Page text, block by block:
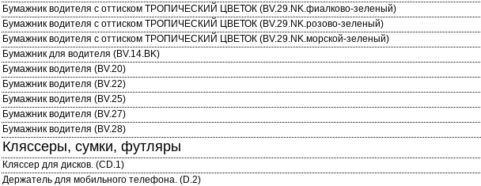
Бумажник водителя с оттиском ТРОПИЧЕСКИЙ ЦВЕТОК (BV.29.NK.фиалково-зеленый)
Бумажник водителя с оттиском ТРОПИЧЕСКИЙ ЦВЕТОК (BV.29.NK.розово-зеленый)
Бумажник водителя с оттиском ТРОПИЧЕСКИЙ ЦВЕТОК (BV.29.NK.морской-зеленый)
Бумажник для водителя (BV.14.BK)
Бумажник водителя (BV.20)
Бумажник водителя (BV.22)
Бумажник водителя (BV.25)
Бумажник водителя (BV.27)
Бумажник водителя (BV.28)
Кляссеры, сумки, футляры
Кляссер для дисков. (CD.1)
Держатель для мобильного телефона. (D.2)